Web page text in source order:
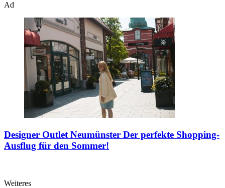
Ad
Designer Outlet Neumünster Der perfekte Shopping-
Ausflug für den Sommer!
Weiteres